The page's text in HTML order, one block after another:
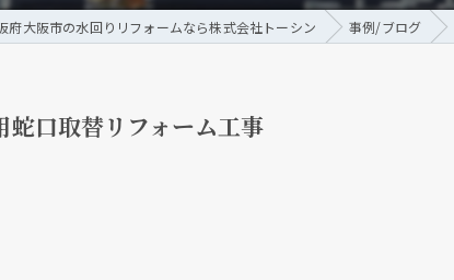
府大阪市の水回りリフォームなら株式会社トーシン 事例/ブログ
口取替リフォーム工事